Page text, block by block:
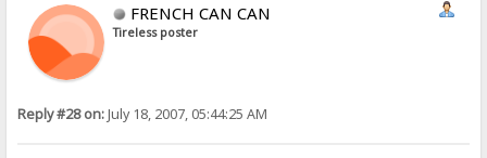
FRENCH CAN CAN
Tireless poster
Reply #28 on:July 18, 2007, 05:44:25 AM